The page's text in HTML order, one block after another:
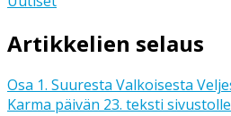
Artikkelien selaus
Osa 1. Suuresta Valkoisesta
Karma päivän 23. teksti sivustolle